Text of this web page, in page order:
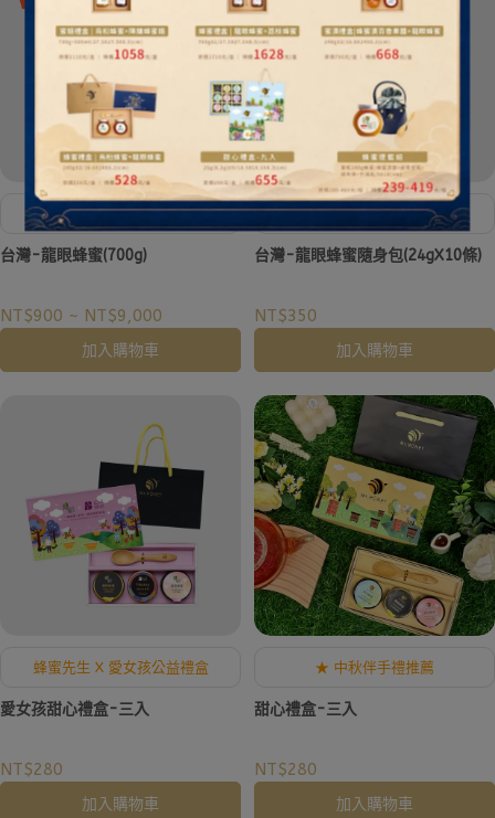
★ 超值箱購價｜買10瓶送2瓶
台灣-龍眼蜂蜜(700g)
NT$900 ~ NT$9,000
加入購物車
登山、露營等戶外運動・FSC認
證紙盒
台灣-龍眼蜂蜜隨身包(24gX10條)
NT$350
加入購物車
蜂蜜先生 X 愛女孩公益禮盒
愛女孩甜心禮盒-三入
NT$280
加入購物車
★ 中秋伴手禮推薦
甜心禮盒-三入
NT$280
加入購物車